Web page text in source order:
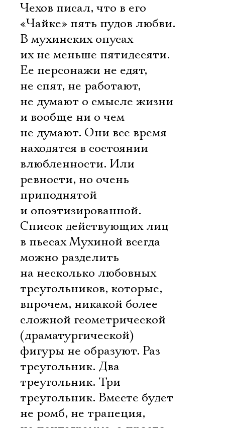
Чехов писал, что в его
«Чайке» пять пудов любви.
В мухинских опусах
их не меньше пятидесяти.
Ее персонажи не едят,
не спят, не работают,
не думают о смысле жизни
и вообще ни о чем
не думают. Они все время
находятся в состоянии
влюбленности. Или
ревности, но очень
приподнятой
и опоэтизированной.
Cписок действующих лиц
в пьесах Мухиной всегда
можно разделить
на несколько любовных
треугольников, которые,
впрочем, никакой более
сложной геометрической
(драматургической)
фигуры не образуют. Раз
треугольник. Два
треугольник. Три
треугольник. Вместе будет
не ромб, не трапеция,